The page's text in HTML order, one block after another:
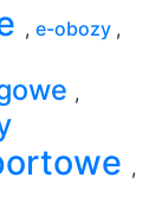
, e-obozy ,
,
,